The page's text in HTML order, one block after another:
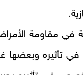
في مقاومة
في تأثيره وبعضها